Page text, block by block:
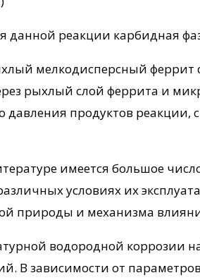
данной реакции карбидная
мелкодисперсный
рыхлый слой феррита и
продуктов реакции,
имеется большое
условиях их
природы и механизма
водородной коррозии
В зависимости от